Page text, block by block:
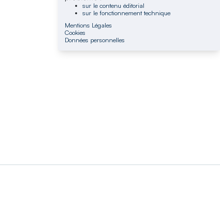
sur le contenu éditorial
sur le fonctionnement technique
Mentions Légales
Cookies
Données personnelles